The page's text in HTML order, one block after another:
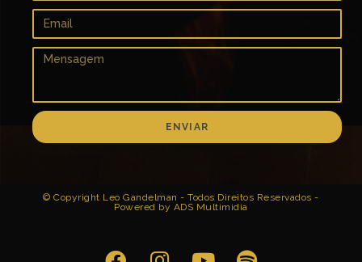
ENVIAR
© Copyright Leo Gandelman - Todos Direitos Reservados -
Powered by ADS Multimidia